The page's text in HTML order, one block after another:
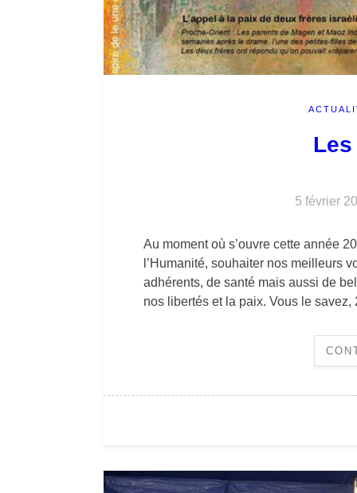
5 février
Au moment où s’ouvre cette année
l’Humanité, souhaiter nos meilleurs
adhérents, de santé mais aussi de
nos libertés et la paix. Vous le